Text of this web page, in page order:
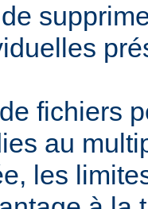
fichiers
au
les